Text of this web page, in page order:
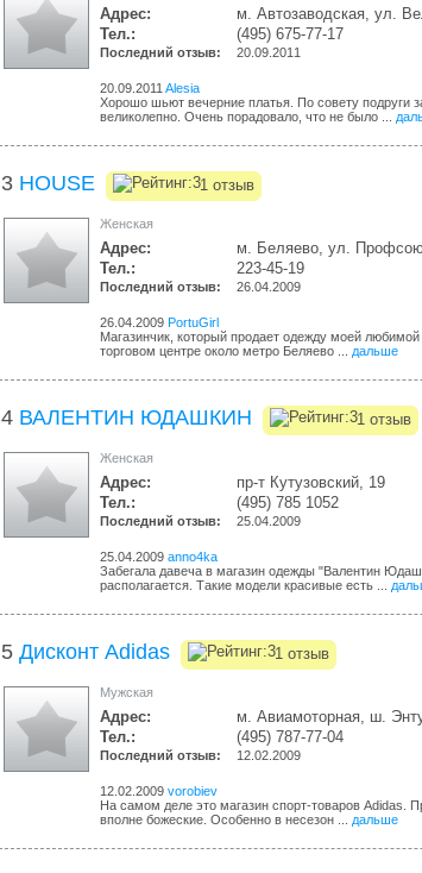
Адрес:
м. Автозаводская, ул.
Тел.:
(495) 675-77-17
Последний отзыв: 20.09.2011
20.09.2011 Alesia
Хорошо шьют вечерние платья. По совету подруги
великолепно. Очень порадовало, что не было ...
3 HOUSE 1 отзыв
Женская
Адрес:
м. Беляево, ул.
Тел.:
223-45-19
Последний отзыв: 26.04.2009
26.04.2009 PortuGirl
Магазинчик, который продает одежду моей
торговом центре около метро Беляево ... дальше
4 ВАЛЕНТИН ЮДАШКИН 1 отзыв
Женская
Адрес:
пр-т Кутузовский, 19
Тел.:
(495) 785 1052
Последний отзыв: 25.04.2009
25.04.2009 anno4ka
Забегала давеча в магазин одежды "Валентин
располагается. Такие модели красивые есть ...
5 Дисконт Adidas 1 отзыв
Мужская
Адрес:
м. Авиамоторная, ш.
Тел.:
(495) 787-77-04
Последний отзыв: 12.02.2009
12.02.2009 vorobiev
На самом деле это магазин спорт-товаров Adidas.
вполне божеские. Особенно в несезон ... дальше